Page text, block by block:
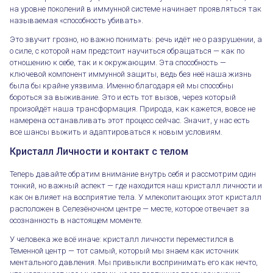
на уровне поколений в иммунной системе начинает проявляться так
называемая «способность убивать».
Это звучит грозно, но важно понимать: речь идёт не о разрушении, а
о силе, с которой нам предстоит научиться обращаться — как по
отношению к себе, так и к окружающим. Эта способность —
ключевой компонент иммунной защиты, ведь без неё наша жизнь
была бы крайне уязвима. Именно благодаря ей мы способны
бороться за выживание. Это и есть тот вызов, через который
произойдёт наша трансформация. Природа, как кажется, вовсе не
намерена останавливать этот процесс сейчас. Значит, у нас есть
все шансы выжить и адаптироваться к новым условиям.
Кристалл Личности и контакт с телом
Теперь давайте обратим внимание внутрь себя и рассмотрим один
тонкий, но важный аспект — где находится наш кристалл личности и
как он влияет на восприятие тела. У млекопитающих этот кристалл
расположен в Селезёночном центре — месте, которое отвечает за
осознанность в настоящем моменте.
У человека же всё иначе: кристалл личности переместился в
Теменной центр — тот самый, который мы знаем как источник
ментального давления. Мы привыкли воспринимать его как нечто,